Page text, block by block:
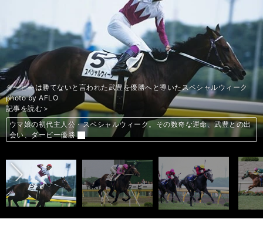
「ウマ娘」再注目のゴールドシップ。語り継がれる唯一無二の走り
「ウマ娘」でもヒールのライスシャワー。最後はファンに愛された名馬
ダービーは勝てないと言われた武豊を優勝へと導いたスペシャルウィーク
photo by AFLO
記事を読む＞
ウマ娘の初代主人公・スペシャルウィーク。その数奇な運命、武豊との出
会い、ダービー優勝
ウマ娘でも快走の奇跡の名馬・トウカイテイオー。皇帝と帝王、父子の物
語
ウマ娘でもオグリキャップは食いしん坊。武豊と勝利した２つの名レース
ウマ娘で「復活」を叶えたサイレンススズカは、史上最強の逃げ馬だった
ウマ娘でも描かれるダイワスカーレットとウオッカのライバル関係。秋華
賞や天皇賞・秋で見せた伝説の名勝負
ウマ娘でも描かれるライバル関係。オグリキャップVSバンブーメモリー
などマイルCSで生まれた数々の名勝負
前へ